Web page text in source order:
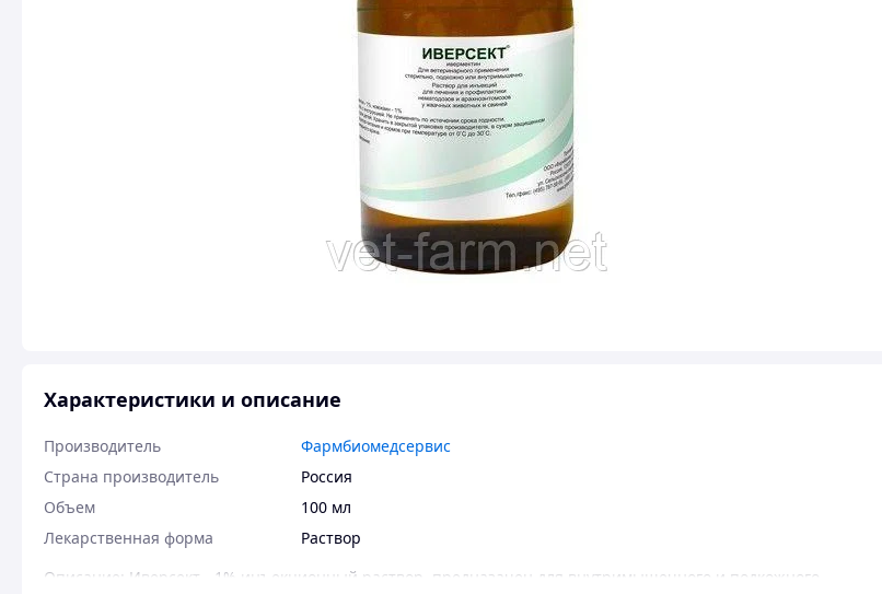
Характеристики и описание
Производитель
Фармбиомедсервис
Страна производитель
Россия
Объем
100 мл
Лекарственная форма
Раствор
Описание: Иверсект - 1% инъекционный раствор, предназачен для внутримышечного и подкожного